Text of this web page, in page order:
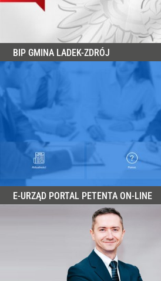
BIP GMINA LADEK-ZDRÓJ
E-URZĄD PORTAL PETENTA ON-LINE